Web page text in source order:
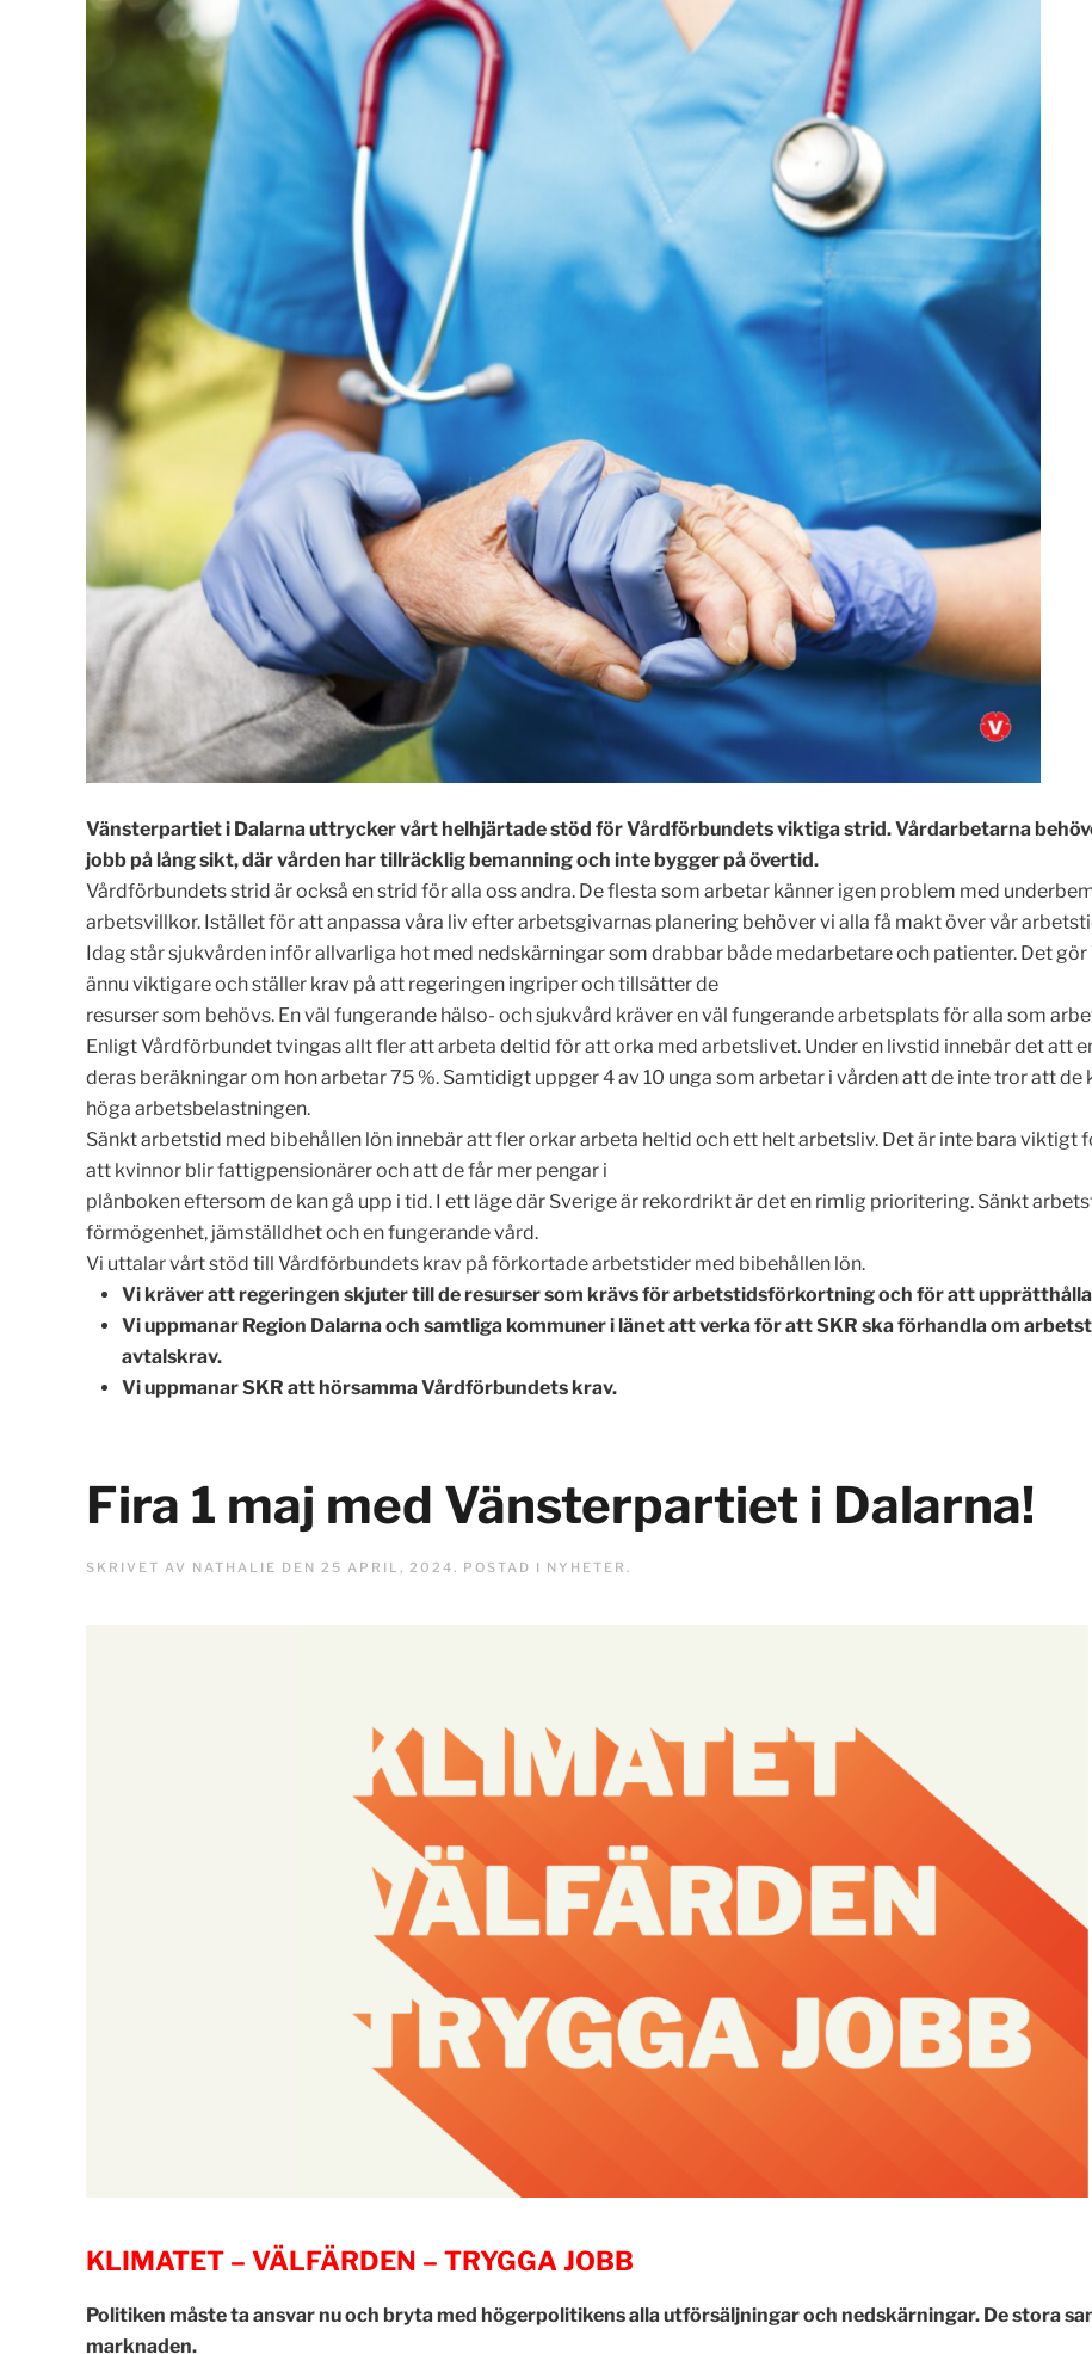
Vänsterpartiet i Dalarna uttrycker vårt helhjärtade stöd för Vårdförbundets viktiga strid. Vårdarbetarna
jobb på lång sikt, där vården har tillräcklig bemanning och inte bygger på övertid.
Vårdförbundets strid är också en strid för alla oss andra. De flesta som arbetar känner igen problem med
arbetsvillkor. Istället för att anpassa våra liv efter arbetsgivarnas planering behöver vi alla få makt över vår
Idag står sjukvården inför allvarliga hot med nedskärningar som drabbar både medarbetare och patienter. Det
ännu viktigare och ställer krav på att regeringen ingriper och tillsätter de
resurser som behövs. En väl fungerande hälso- och sjukvård kräver en väl fungerande arbetsplats för alla som
Enligt Vårdförbundet tvingas allt fler att arbeta deltid för att orka med arbetslivet. Under en livstid innebär det att
deras beräkningar om hon arbetar 75 %. Samtidigt uppger 4 av 10 unga som arbetar i vården att de inte tror att
höga arbetsbelastningen.
Sänkt arbetstid med bibehållen lön innebär att fler orkar arbeta heltid och ett helt arbetsliv. Det är inte bara viktigt
att kvinnor blir fattigpensionärer och att de får mer pengar i
plånboken eftersom de kan gå upp i tid. I ett läge där Sverige är rekordrikt är det en rimlig prioritering. Sänkt
förmögenhet, jämställdhet och en fungerande vård.
Vi uttalar vårt stöd till Vårdförbundets krav på förkortade arbetstider med bibehållen lön.
Vi kräver att regeringen skjuter till de resurser som krävs för arbetstidsförkortning och för att
Vi uppmanar Region Dalarna och samtliga kommuner i länet att verka för att SKR ska förhandla om
avtalskrav.
Vi uppmanar SKR att hörsamma Vårdförbundets krav.
Fira 1 maj med Vänsterpartiet i Dalarna!
SKRIVET AV NATHALIE DEN 25 APRIL, 2024. POSTAD I NYHETER .
KLIMATET – VÄLFÄRDEN – TRYGGA JOBB
Politiken måste ta ansvar nu och bryta med högerpolitikens alla utförsäljningar och nedskärningar. De stora
marknaden.